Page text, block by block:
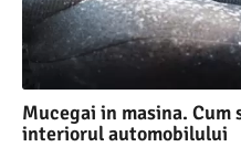
Mucegai in masina.
interiorul automobilului